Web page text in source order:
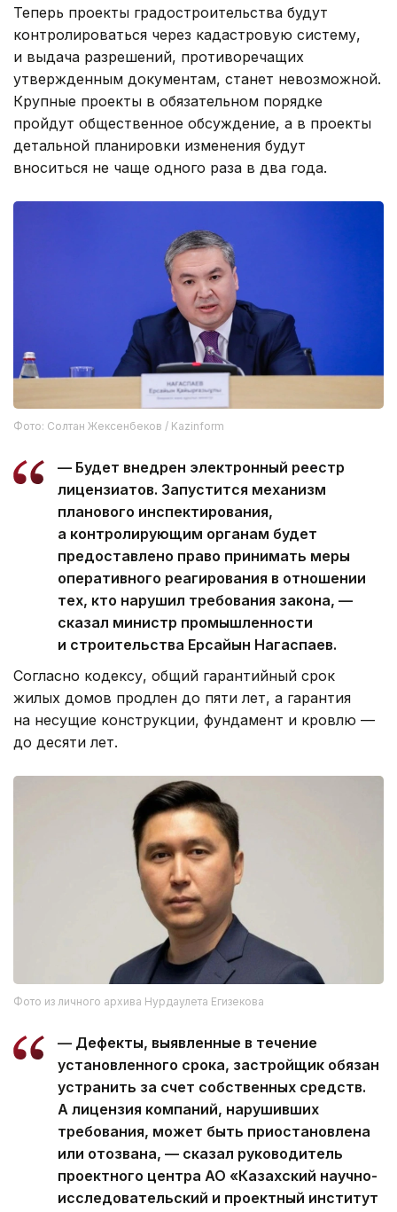
Теперь проекты градостроительства будут
контролироваться через кадастровую систему,
и выдача разрешений, противоречащих
утвержденным документам, станет невозможной.
Крупные проекты в обязательном порядке
пройдут общественное обсуждение, а в проекты
детальной планировки изменения будут
вноситься не чаще одного раза в два года.
Фото: Солтан Жексенбеков / Kazinform
— Будет внедрен электронный реестр
лицензиатов. Запустится механизм
планового инспектирования,
а контролирующим органам будет
предоставлено право принимать меры
оперативного реагирования в отношении
тех, кто нарушил требования закона, —
сказал министр промышленности
и строительства Ерсайын Нагаспаев.
Согласно кодексу, общий гарантийный срок
жилых домов продлен до пяти лет, а гарантия
на несущие конструкции, фундамент и кровлю —
до десяти лет.
Фото из личного архива Нурдаулета Егизекова
— Дефекты, выявленные в течение
установленного срока, застройщик обязан
устранить за счет собственных средств.
А лицензия компаний, нарушивших
требования, может быть приостановлена
или отозвана, — сказал руководитель
проектного центра АО «Казахский научно-
исследовательский и проектный институт